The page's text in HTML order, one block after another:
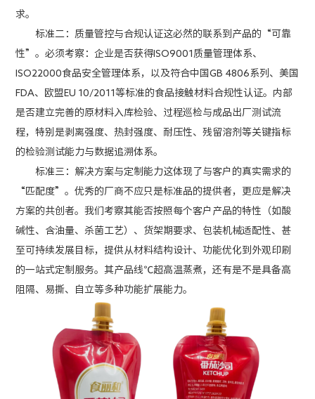
求。
标准二：质量管控与合规认证这必然的联系到产品的“可靠
性”。必须考察：企业是否获得ISO9001质量管理体系、
ISO22000食品安全管理体系，以及符合中国GB 4806系列、美国
FDA、欧盟EU 10/2011等标准的食品接触材料合规性认证。内部
是否建立完善的原材料入库检验、过程巡检与成品出厂测试流
程，特别是剥离强度、热封强度、耐压性、残留溶剂等关键指标
的检验测试能力与数据追溯体系。
标准三：解决方案与定制能力这体现了与客户的真实需求的
“匹配度”。优秀的厂商不应只是标准品的提供者，更应是解决
方案的共创者。我们考察其能否按照每个客户产品的特性（如酸
碱性、含油量、杀菌工艺）、货架期要求、包装机械适配性、甚
至可持续发展目标，提供从材料结构设计、功能优化到外观印刷
的一站式定制服务。其产品线℃超高温蒸煮，还有是不是具备高
阻隔、易撕、自立等多种功能扩展能力。